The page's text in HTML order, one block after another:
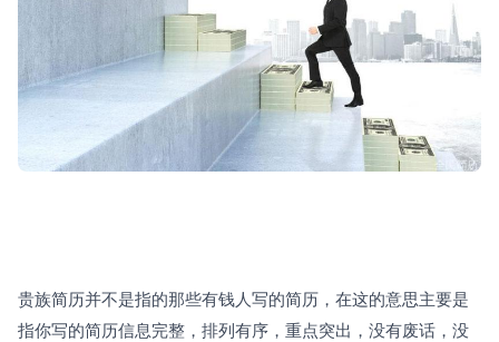
贵族简历并不是指的那些有钱人写的简历，在这的意思主要是
指你写的简历信息完整，排列有序，重点突出，没有废话，没